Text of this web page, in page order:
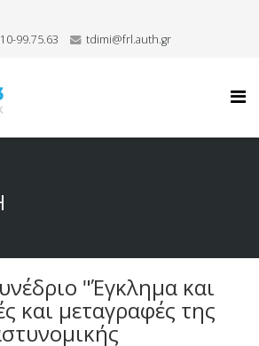
99.75.63 tdimi@frl.auth.gr
"Έγκλημα και
και μεταγραφές της